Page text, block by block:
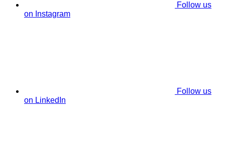
Follow us
on Instagram
Follow us
on LinkedIn